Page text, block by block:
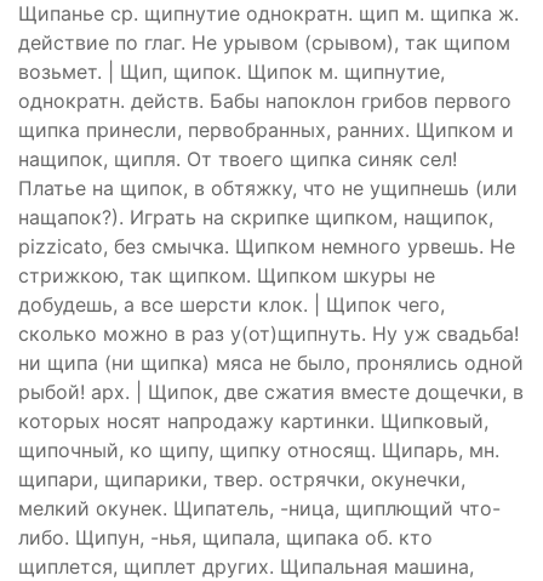
Щипанье ср. щипнутие однократн. щип м. щипка ж.
действие по глаг. Не урывом (срывом), так щипом
возьмет. | Щип, щипок. Щипок м. щипнутие,
однократн. действ. Бабы напоклон грибов первого
щипка принесли, первобранных, ранних. Щипком и
нащипок, щипля. От твоего щипка синяк сел!
Платье на щипок, в обтяжку, что не ущипнешь (или
нащапок?). Играть на скрипке щипком, нащипок,
pizzicato, без смычка. Щипком немного урвешь. Не
стрижкою, так щипком. Щипком шкуры не
добудешь, а все шерсти клок. | Щипок чего,
сколько можно в раз у(от)щипнуть. Ну уж свадьба!
ни щипа (ни щипка) мяса не было, пронялись одной
рыбой! арх. | Щипок, две сжатия вместе дощечки, в
которых носят напродажу картинки. Щипковый,
щипочный, ко щипу, щипку относящ. Щипарь, мн.
щипари, щипарики, твер. острячки, окунечки,
мелкий окунек. Щипатель, -ница, щиплющий что-
либо. Щипун, -нья, щипала, щипака об. кто
щиплется, щиплет других. Щипальная машина,